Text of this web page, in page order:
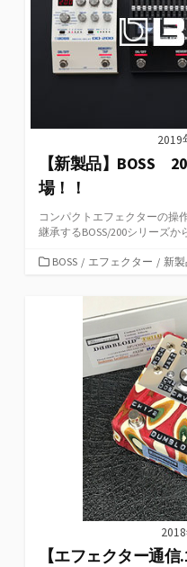
2019
【新製品】BOSS
場！！
コンパクトエフェクターの操
継承するBOSS/200シリーズ
カBOSS / エフェクター / 新
【エフェクター通信